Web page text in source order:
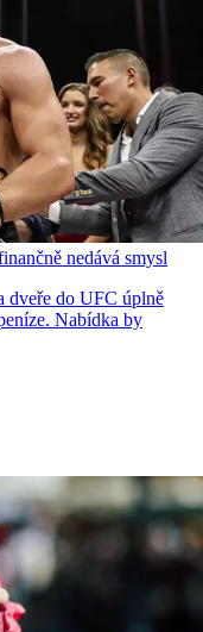
nedává smysl
dveře do UFC úplně
Nabídka by